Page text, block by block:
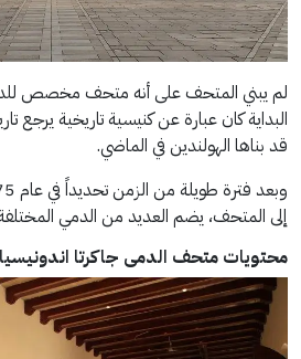
لم يبني المتحف على أنه متحف مخصص
قد بناها الهولندين في الماضي.
إلى المتحف، يضم العديد من الدمي المختلفة
محتويات متحف الدمى جاكرتا اندونيسيا